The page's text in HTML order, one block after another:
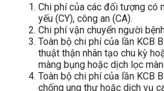
Chi phí của các đối tượng có
yếu (CY), công an (CA).
Chi phí vận chuyển người
Toàn bộ chi phí của lần KCB
thuật thận nhân tạo chu kỳ
màng bụng hoặc dịch lọc
Toàn bộ chi phí của lần KCB
chống ung thư hoặc dịch vụ